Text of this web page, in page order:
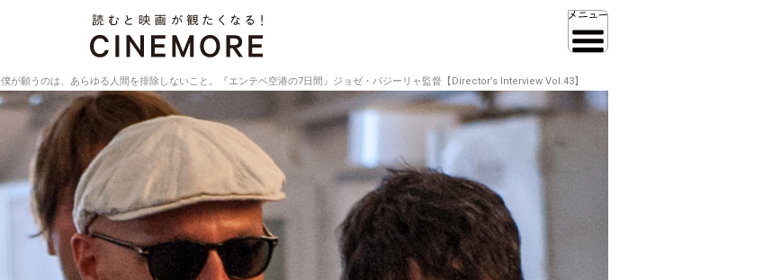
僕が願うのは、あらゆる人間を排除しないこと。『エンテベ空港の7日間』ジョゼ・パジーリャ監督【Director’s Interview Vol.43】